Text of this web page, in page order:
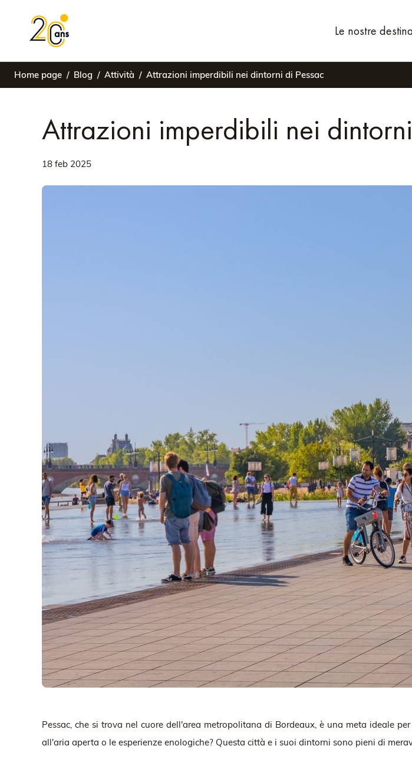
Le nostre
Home page Blog Attività Attrazioni imperdibili nei dintorni di Pessac
Attrazioni imperdibili nei
18 feb 2025
Pessac, che si trova nel cuore dell'area metropolitana di Bordeaux, è una meta ideale
all'aria aperta o le esperienze enologiche? Questa città e i suoi dintorni sono pieni di